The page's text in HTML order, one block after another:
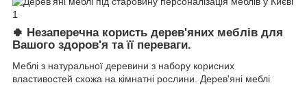
🍀 Незаперечна користь дерев'яних меблів для
Вашого здоров'я та її переваги.
Меблі з натуральної деревини з набору корисних
властивостей схожа на кімнатні рослини. Дерев'яні меблі